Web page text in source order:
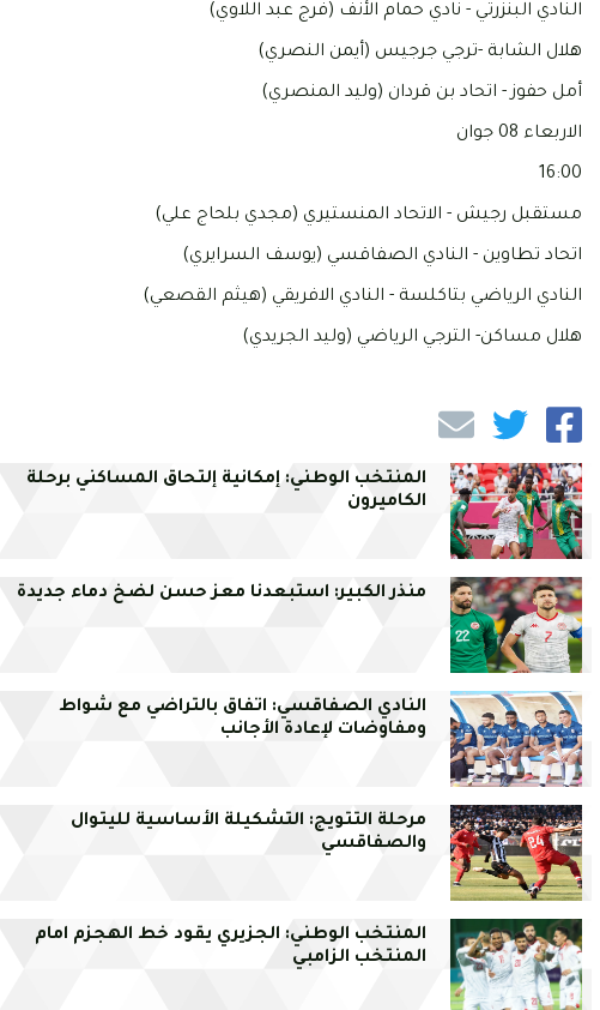
النادي البنزرتي - نادي حمام الأنف (فرج عبد اللاوي)
هلال الشابة -ترجي جرجيس (أيمن النصري)
أمل حفوز - اتحاد بن قردان (وليد المنصري)
الاربعاء 08 جوان
16:00
مستقبل رجيش - الاتحاد المنستيري (مجدي بلحاج علي)
اتحاد تطاوين - النادي الصفاقسي (يوسف السرايري)
النادي الرياضي بتاكلسة - النادي الافريقي (هيثم القصعي)
هلال مساكن- الترجي الرياضي (وليد الجريدي)
المنتخب الوطني: إمكانية إلتحاق المساكني برحلة
الكاميرون
منذر الكبير: استبعدنا معز حسن لضخ دماء جديدة
النادي الصفاقسي: اتفاق بالتراضي مع شواط
ومفاوضات لإعادة الأجانب
مرحلة التتويج: التشكيلة الأساسية لليتوال
والصفاقسي
المنتخب الوطني: الجزيري يقود خط الهجزم امام
المنتخب الزامبي